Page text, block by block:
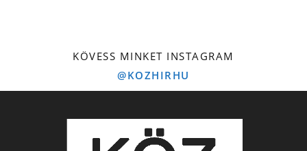
KÖVESS MINKET INSTAGRAM
@KOZHIRHU